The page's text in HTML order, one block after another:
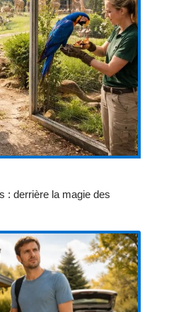
: derrière la magie des